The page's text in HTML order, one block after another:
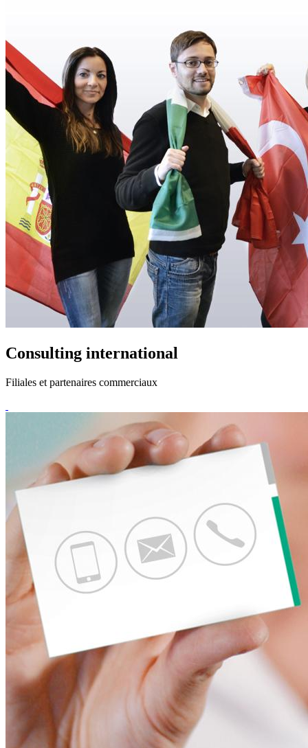
Consulting international
Filiales et partenaires commerciaux